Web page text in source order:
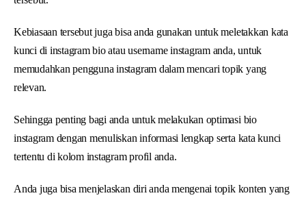
Kebiasaan tersebut juga bisa anda gunakan untuk meletakkan kata
kunci di instagram bio atau username instagram anda, untuk
memudahkan pengguna instagram dalam mencari topik yang
relevan.
Sehingga penting bagi anda untuk melakukan optimasi bio
instagram dengan menuliskan informasi lengkap serta kata kunci
tertentu di kolom instagram profil anda.
Anda juga bisa menjelaskan diri anda mengenai topik konten yang